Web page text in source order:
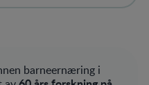
barneernæring i